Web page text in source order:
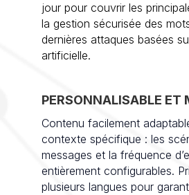
jour pour couvrir les
la gestion sécurisée des
dernières attaques basées
artificielle.
PERSONNALISABLE ET
Contenu facilement
contexte spécifique : les
messages et la fréquence
entièrement configurables.
plusieurs langues pour